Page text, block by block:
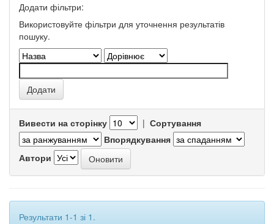
Додати фільтри:
Використовуйте фільтри для уточнення результатів
пошуку.
Вивести на сторінку | Сортування
Впорядкування
Автори
Результати 1-1 зі 1.